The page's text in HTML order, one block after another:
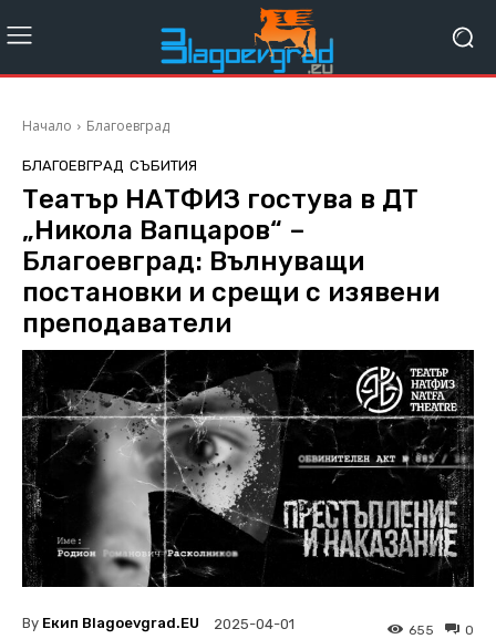
Начало Благоевград
БЛАГОЕВГРАД СЪБИТИЯ
Театър НАТФИЗ гостува в ДТ
„Никола Вапцаров“ –
Благоевград: Вълнуващи
постановки и срещи с изявени
преподаватели
By Екип Blagoevgrad.EU 2025-04-01 0
655